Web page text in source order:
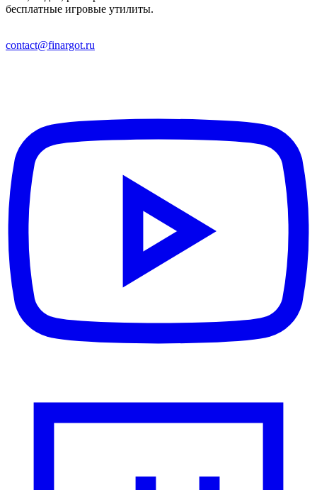
бесплатные игровые утилиты.
contact@finargot.ru